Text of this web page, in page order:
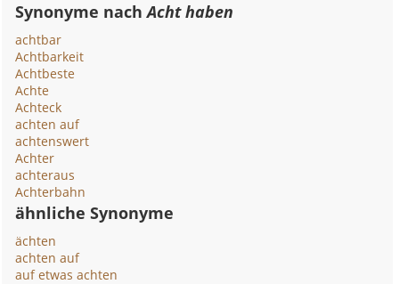
Synonyme nachAcht haben
achtbar
Achtbarkeit
Achtbeste
Achte
Achteck
achten auf
achtenswert
Achter
achteraus
Achterbahn
ähnliche Synonyme
ächten
achten auf
auf etwas achten